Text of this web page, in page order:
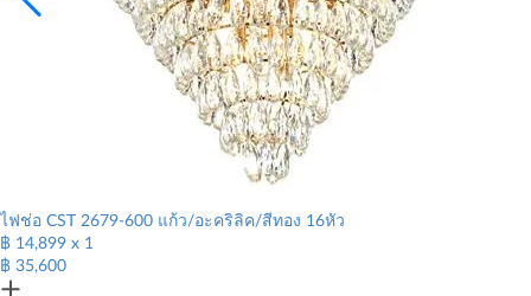
ไฟช่อ CST 2679-600 แก้ว/อะคริลิค/สีทอง 16หัว
฿ 14,899 x 1
฿ 35,600